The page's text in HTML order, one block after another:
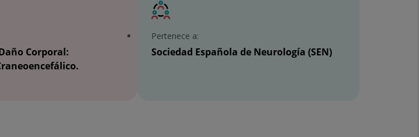
Corporal:
Pertenece a:
Sociedad Española de Neurología (SEN)